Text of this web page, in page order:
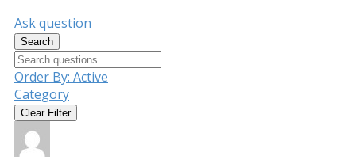
Ask question
Search
Order By: Active
Category
Clear Filter